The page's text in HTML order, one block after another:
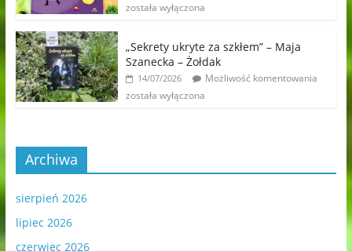
została wyłączona
„Sekrety ukryte za szkłem” – Maja
Szanecka – Żołdak
14/07/2026
Możliwość komentowania
została wyłączona
Archiwa
sierpień 2026
lipiec 2026
czerwiec 2026